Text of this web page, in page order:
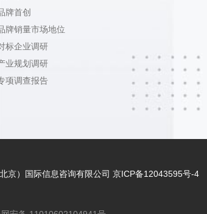
牌首创
牌销量市场地位
标企业调研
业规划调研
项调查报告
京）国际信息咨询有限公司 京ICP备12043595号-4